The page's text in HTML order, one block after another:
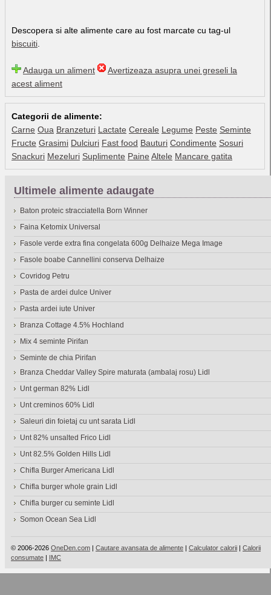
Descopera si alte alimente care au fost marcate cu tag-ul
biscuiti
Adauga un aliment
Avertizeaza asupra unei greseli la
acest aliment
Categorii de alimente:
Carne Oua Branzeturi Lactate Cereale Legume Peste Seminte
Fructe Grasimi Dulciuri Fast food Bauturi Condimente Sosuri
Snackuri Mezeluri Suplimente Paine Altele Mancare gatita
Ultimele alimente adaugate
Baton proteic stracciatella Born Winner
Faina Ketomix Universal
Fasole verde extra fina congelata 600g Delhaize Mega Image
Fasole boabe Cannellini conserva Delhaize
Covridog Petru
Pasta de ardei dulce Univer
Pasta ardei iute Univer
Branza Cottage 4.5% Hochland
Mix 4 seminte Pirifan
Seminte de chia Pirifan
Branza Cheddar Valley Spire maturata (ambalaj rosu) Lidl
Unt german 82% Lidl
Unt creminos 60% Lidl
Saleuri din foietaj cu unt sarata Lidl
Unt 82% unsalted Frico Lidl
Unt 82.5% Golden Hills Lidl
Chifla Burger Americana Lidl
Chifla burger whole grain Lidl
Chifla burger cu seminte Lidl
Somon Ocean Sea Lidl
© 2006-2026 OneDen.com | Cautare avansata de alimente | Calculator calorii | Calorii
consumate | IMC